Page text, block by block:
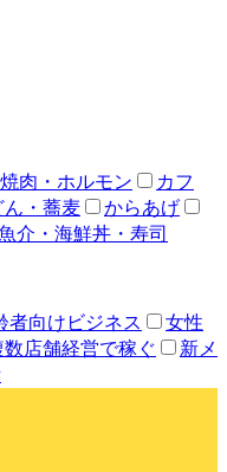
焼肉・ホルモン
カフ
ん・蕎麦
からあげ
介・海鮮丼・寿司
者向けビジネス
女性
数店舗経営で稼ぐ
新メ